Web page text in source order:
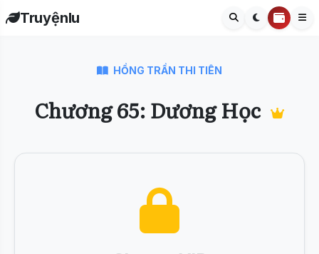
Truyệnlu
HỒNG TRẦN THI TIÊN
Chương 65: Dương Học